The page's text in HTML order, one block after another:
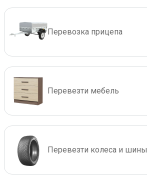
Перевозка прицепа
Перевезти мебель
Перевезти колеса и шины